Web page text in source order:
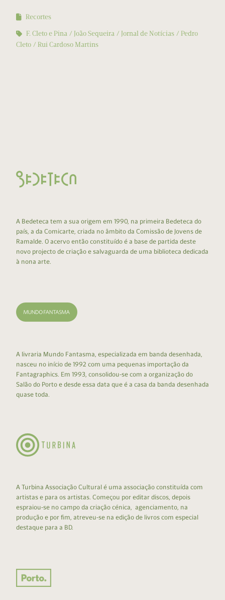
Recortes
F. Cleto e Pina
João Sequeira Jornal de Notícias
Pedro
Cleto
Rui Cardoso Martins
A Bedeteca tem a sua origem em 1990, na primeira Bedeteca do
país, a da Comicarte, criada no âmbito da Comissão de Jovens de
Ramalde. O acervo então constituído é a base de partida deste
novo projecto de criação e salvaguarda de uma biblioteca dedicada
à nona arte.
A livraria Mundo Fantasma, especializada em banda desenhada,
nasceu no início de 1992 com uma pequenas importação da
Fantagraphics. Em 1993, consolidou-se com a organização do
Salão do Porto e desde essa data que é a casa da banda desenhada
quase toda.
A Turbina Associação Cultural é uma associação constituída com
artistas e para os artistas. Começou por editar discos, depois
espraiou-se no campo da criação cénica, agenciamento, na
produção e por fim, atreveu-se na edição de livros com especial
destaque para a BD.